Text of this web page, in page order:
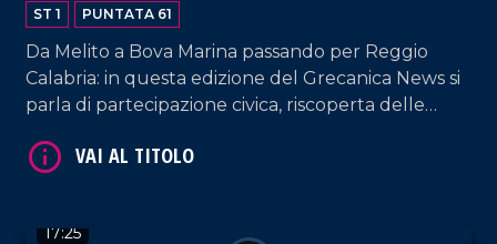
ST 1 PUNTATA 61
Da Melito a Bova Marina passando per Reggio
Calabria: in questa edizione del Grecanica News si
parla di partecipazione civica, riscoperta delle
racconto corale che unisce cultura, memoria e
17:25
VAI AL TITOLO